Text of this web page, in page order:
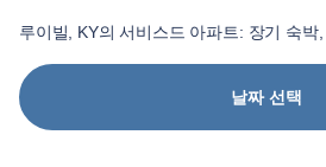
루이빌, KY의 서비스드 아파트: 장기 숙박,
날짜 선택